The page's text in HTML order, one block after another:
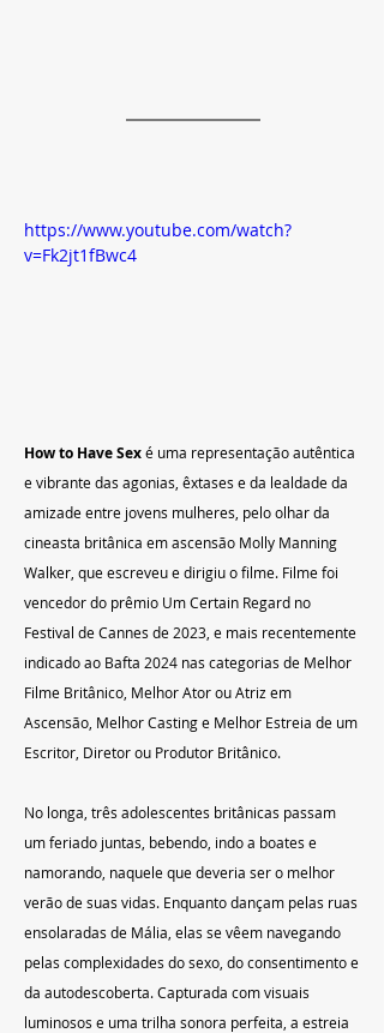
https://www.youtube.com/watch?
v=Fk2jt1fBwc4
How to Have Sex é uma representação autêntica
e vibrante das agonias, êxtases e da lealdade da
amizade entre jovens mulheres, pelo olhar da
cineasta britânica em ascensão Molly Manning
Walker, que escreveu e dirigiu o filme. Filme foi
vencedor do prêmio Um Certain Regard no
Festival de Cannes de 2023, e mais recentemente
indicado ao Bafta 2024 nas categorias de Melhor
Filme Britânico, Melhor Ator ou Atriz em
Ascensão, Melhor Casting e Melhor Estreia de um
Escritor, Diretor ou Produtor Britânico.
No longa, três adolescentes britânicas passam
um feriado juntas, bebendo, indo a boates e
namorando, naquele que deveria ser o melhor
verão de suas vidas. Enquanto dançam pelas ruas
ensolaradas de Mália, elas se vêem navegando
pelas complexidades do sexo, do consentimento e
da autodescoberta. Capturada com visuais
luminosos e uma trilha sonora perfeita, a estreia